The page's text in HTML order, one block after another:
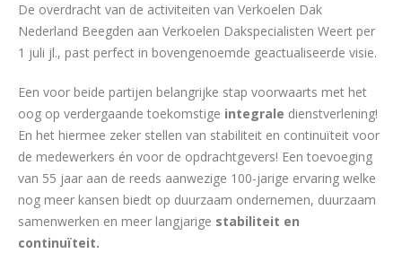
De overdracht van de activiteiten van Verkoelen Dak
Nederland Beegden aan Verkoelen Dakspecialisten Weert per
1 juli jl., past perfect in bovengenoemde geactualiseerde visie.
Een voor beide partijen belangrijke stap voorwaarts met het
oog op verdergaande toekomstige integrale dienstverlening!
En het hiermee zeker stellen van stabiliteit en continuïteit voor
de medewerkers én voor de opdrachtgevers! Een toevoeging
van 55 jaar aan de reeds aanwezige 100-jarige ervaring welke
nog meer kansen biedt op duurzaam ondernemen, duurzaam
samenwerken en meer langjarige stabiliteit en
continuïteit.